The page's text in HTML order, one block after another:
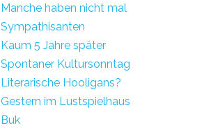
Manche haben nicht mal
Sympathisanten
Kaum 5 Jahre später
Spontaner Kultursonntag
Literarische Hooligans?
Gestern im Lustspielhaus
Buk